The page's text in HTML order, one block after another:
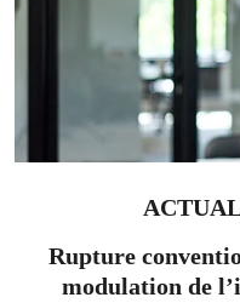
Rupture
modulation de